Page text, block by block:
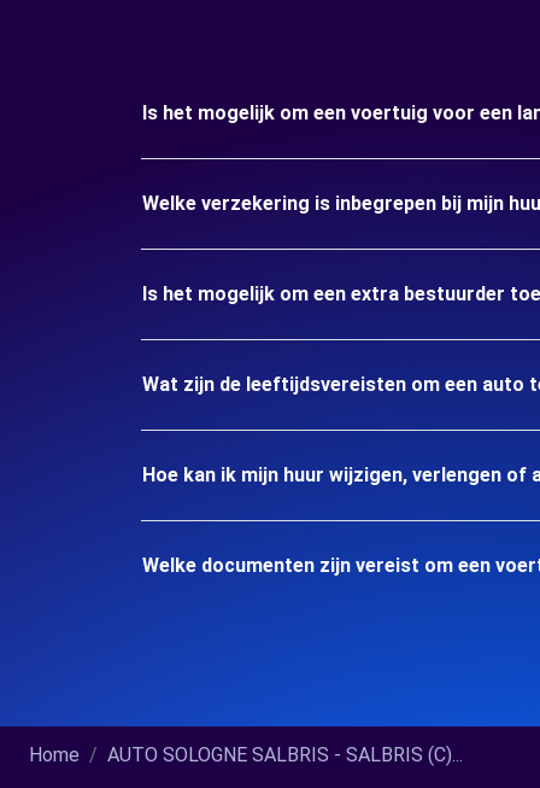
Is het mogelijk om een voertuig voor een
Welke verzekering is inbegrepen bij mijn
Is het mogelijk om een extra bestuurder
Wat zijn de leeftijdsvereisten om een auto
Hoe kan ik mijn huur wijzigen, verlengen of
Welke documenten zijn vereist om een
Home AUTO SOLOGNE SALBRIS - SALBRIS (C)...